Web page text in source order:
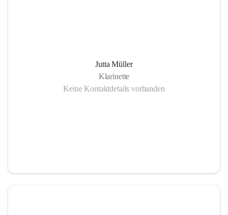
Jutta Müller
Klarinette
Keine Kontaktdetails vorhanden